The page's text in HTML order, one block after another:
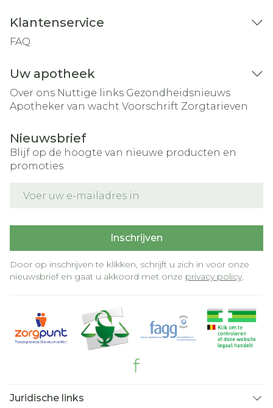
Klantenservice
FAQ
Uw apotheek
Over ons Nuttige links Gezondheidsnieuws
Apotheker van wacht Voorschrift Zorgtarieven
Nieuwsbrief
Blijf op de hoogte van nieuwe producten en
promoties
Inschrijven
Door op inschrijven te klikken, schrijft u zich in voor onze
nieuwsbrief en gaat u akkoord met onze privacy policy.
Juridische links